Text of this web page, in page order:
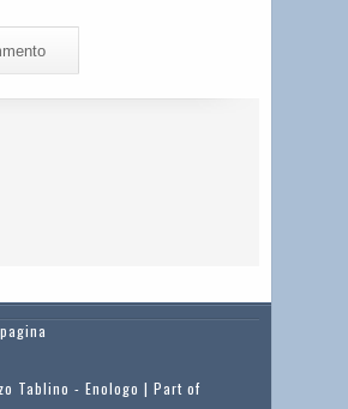
Tablino - Enologo | Part of